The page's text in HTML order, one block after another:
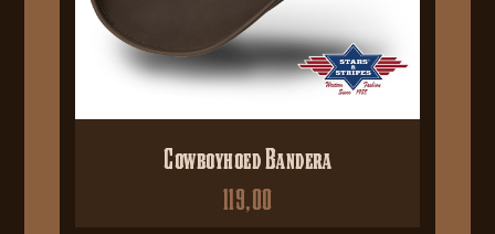
Cowboyhoed Bandera
119,00